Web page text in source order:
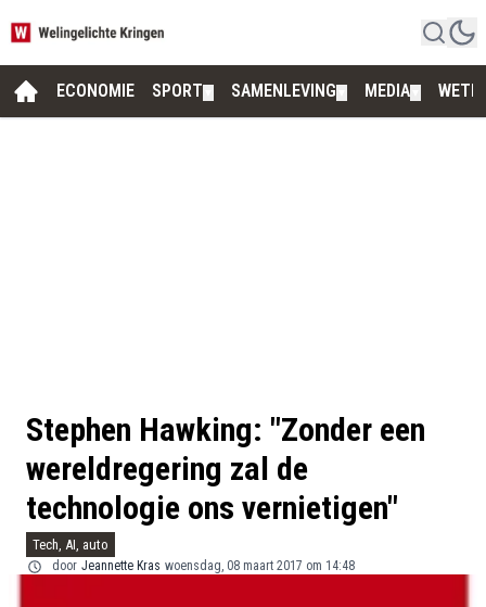
ECONOMIE SPORT SAMENLEVING MEDIA
Stephen Hawking: "Zonder een
wereldregering zal de
technologie ons vernietigen"
Tech, AI, auto
door Jeannette Kras woensdag, 08 maart 2017 om 14:48